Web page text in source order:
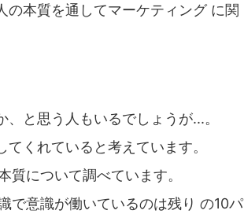
本質を通してマーケティング に関
と思う人もいるでしょうが...。
くれていると考えています。
について調べています。
で意識が働いているのは残り の10パ